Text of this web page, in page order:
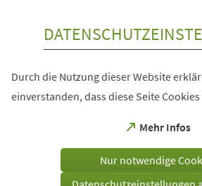
Durch die Nutzung dieser Website
einverstanden, dass diese Seite
Mehr Infos
(Öffnet
einem
Tab)
Nur notwendige